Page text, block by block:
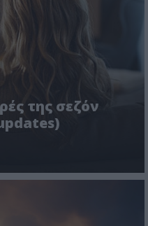
της σεζόν